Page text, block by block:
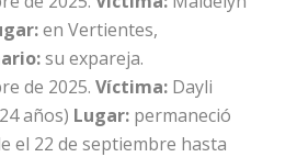
en Vertientes,
su expareja.
de 2025.Víctima: Dayli
años) Lugar: permaneció
el 22 de septiembre hasta